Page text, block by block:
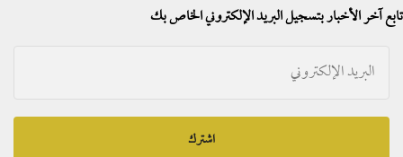
تابع آخر الأخبار بتسجيل البريد الإلكتروني الخاص بك
اشترك